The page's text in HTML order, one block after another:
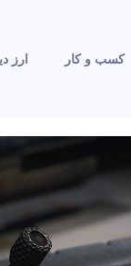
کسب و کار ارز